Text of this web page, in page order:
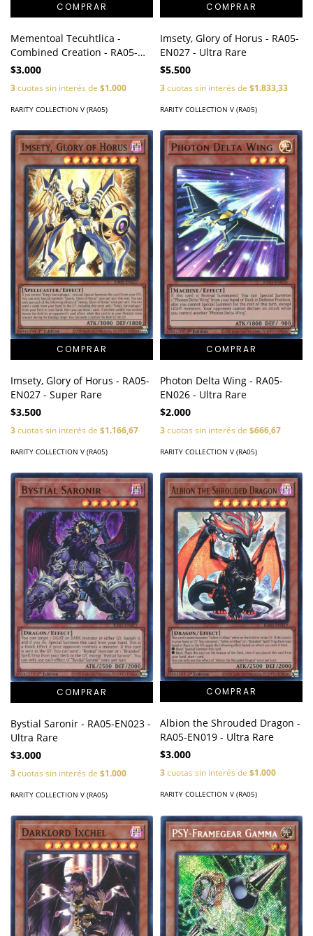
Mementoal Tecuhtlica -
Combined Creation - RA05-
EN029 - Ultra Rare
$3.000
3cuotas sin interés de $1.000
RARITY COLLECTION V (RA05)
Imsety, Glory of Horus - RA05-
EN027 - Ultra Rare
$5.500
3cuotas sin interés de $1.833,33
RARITY COLLECTION V (RA05)
Imsety, Glory of Horus - RA05-
EN027 - Super Rare
$3.500
3cuotas sin interés de $1.166,67
RARITY COLLECTION V (RA05)
Photon Delta Wing - RA05-
EN026 - Ultra Rare
$2.000
3cuotas sin interés de $666,67
RARITY COLLECTION V (RA05)
Bystial Saronir - RA05-EN023 -
Ultra Rare
$3.000
3cuotas sin interés de $1.000
RARITY COLLECTION V (RA05)
Albion the Shrouded Dragon -
RA05-EN019 - Ultra Rare
$3.000
3cuotas sin interés de $1.000
RARITY COLLECTION V (RA05)